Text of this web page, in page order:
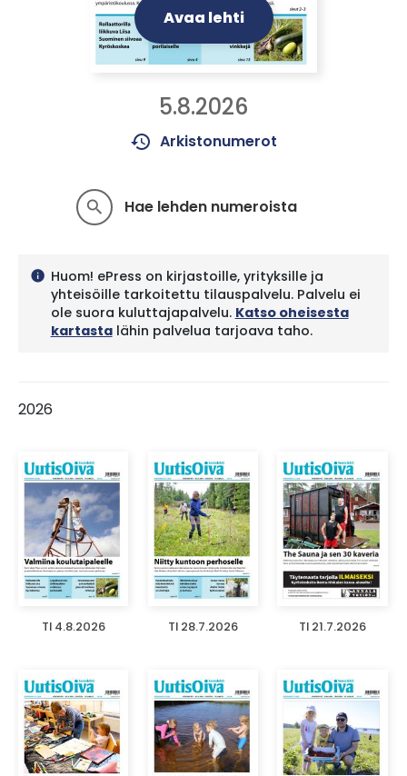
Avaa lehti
5.8.2026
history Arkistonumerot
search Hae lehden numeroista
info Huom! ePress on kirjastoille, yrityksille ja
yhteisöille tarkoitettu tilauspalvelu. Palvelu ei
ole suora kuluttajapalvelu. Katso oheisesta
kartastalähin palvelua tarjoava taho.
2026
TI 4.8.2026 TI 28.7.2026 TI 21.7.2026